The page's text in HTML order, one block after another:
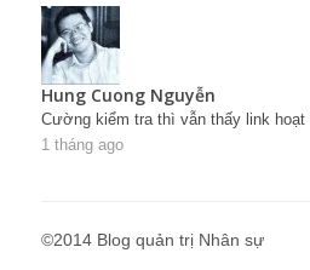
Hung Cuong Nguyễn
Cường kiểm tra thì vẫn thấy link hoạt
1 tháng ago
©2014 Blog quản trị Nhân sự